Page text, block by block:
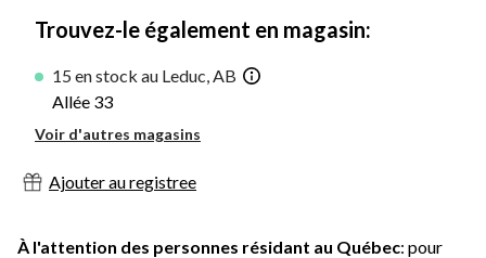
Trouvez-le également en magasin:
15 en stock au Leduc, AB
Allée 33
Voir d'autres magasins
Ajouter au registree
À l'attention des personnes résidant au Québec: pour